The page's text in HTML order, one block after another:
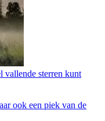
vallende sterren kunt
ook een piek van de